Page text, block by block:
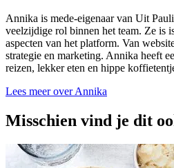
Annika is mede-eigenaar van Uit
veelzijdige rol binnen het team. Ze is
aspecten van het platform. Van
strategie en marketing. Annika heeft
reizen, lekker eten en hippe
Lees meer over Annika
Misschien vind je dit